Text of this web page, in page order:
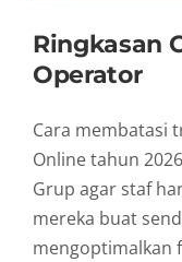
Ringkasan
Operator
Cara membatasi
Online tahun
Grup agar staf
mereka buat
mengoptimalkan